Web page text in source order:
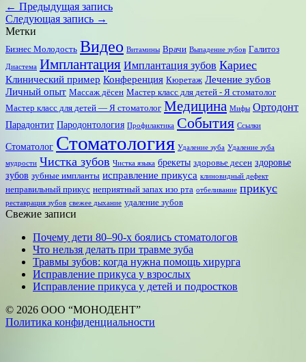
← Предыдущая запись
Следующая запись →
Метки
Бизнес Молодость Видео Витамины Врачи Выпадение зубов Галитоз
Диастема Имплантация Имплантация зубов Кариес
Клинический пример Конференция Кюретаж Лечение зубов
Личный опыт Массаж дёсен Мастер класс для детей - Я стоматолог
Мастер класс для детей — Я стоматолог Медицина Мифы Ортодонт
Парадонтит Пародонтология Профилактика События Ссылки
Стоматолог Стоматология Удаление зуба Удаление зуба
мудрости Чистка зубов Чистка языка брекеты здоровье десен здоровье
зубов зубные импланты исправление прикуса клиновидный дефект
неправильный прикус неприятный запах изо рта отбеливание прикус
реставрация зубов свежее дыхание удаление зубов
Свежие записи
Почему дети 80–90‑х боялись стоматологов
Что нельзя делать при травме зуба
Травмы зубов: когда нужна помощь хирурга
Исправление прикуса у взрослых
Исправление прикуса у детей и подростков
© 2026 ООО “МОНОДЕНТ”
Политика конфиденциальности